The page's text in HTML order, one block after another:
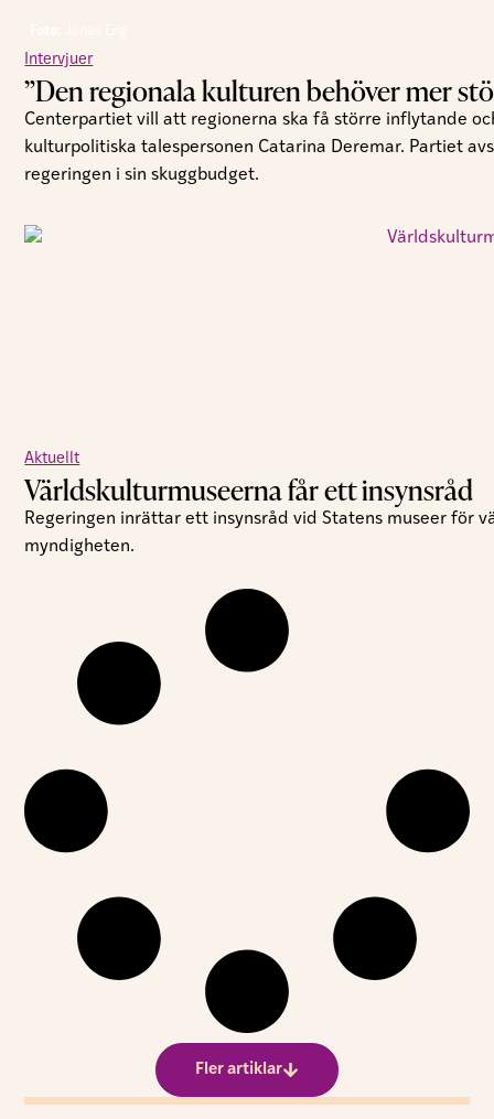
Intervjuer
”Den regionala kulturen behöver mer
Centerpartiet vill att regionerna ska få större inflytande
kulturpolitiska talespersonen Catarina Deremar. Partiet
regeringen i sin skuggbudget.
Aktuellt
Världskulturmuseerna får ett insynsråd
Regeringen inrättar ett insynsråd vid Statens museer för
myndigheten.
Fler artiklar